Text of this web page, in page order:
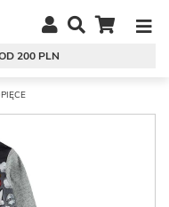
200 PLN